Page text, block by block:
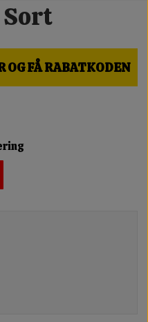
Sort
OG FÅ RABATKODEN